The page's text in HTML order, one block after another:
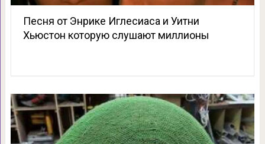
Песня от Энрике Иглесиаса и Уитни
Хьюстон которую слушают миллионы